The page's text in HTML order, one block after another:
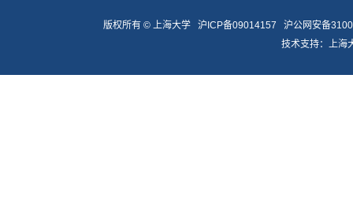
版权所有 ©上海大学 沪ICP备09014157
沪公网安备
技术支持： 上海